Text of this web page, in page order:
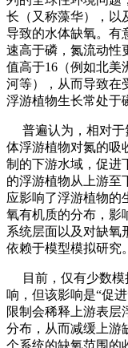
长（又称藻华），以
导致的水体缺氧。有
速高于磷，氮流动性
值高于16（例如北美
河等），从而导致在
浮游植物生长常处于
普遍认为，相对于
体浮游植物对氮的吸
制的下游水域，促进
的浮游植物从上游至
应影响了浮游植物的
氧有机质的分布，影
系统层面以及对缺氧
依赖于模型模拟研究。
目前，仅有少数模
响，但该影响是“促
限制会稀释上游表层
分布，从而减缓上游
个系统的缺氧范围的